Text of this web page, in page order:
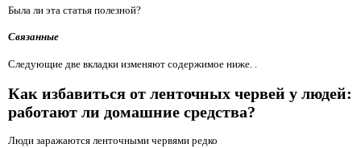
Была ли эта статья полезной?
Связанные
Следующие две вкладки изменяют содержимое ниже. .
Как избавиться от ленточных червей у людей:
работают ли домашние средства?
Люди заражаются ленточными червями редко